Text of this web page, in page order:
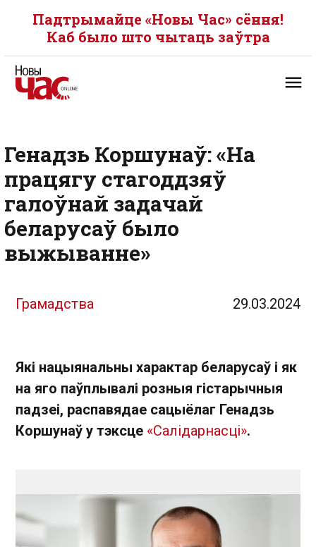
Падтрымайце «Новы Час» сёння!
Каб было што чытаць заўтра
Генадзь Коршунаў: «На
працягу стагоддзяў
галоўнай задачай
беларусаў было
выжыванне»
Грамадства 29.03.2024
Які нацыянальны характар беларусаў і як
на яго паўплывалі розныя гістарычныя
падзеі, распавядае сацыёлаг Генадзь
Коршунаў у тэксце «Салідарнасці».